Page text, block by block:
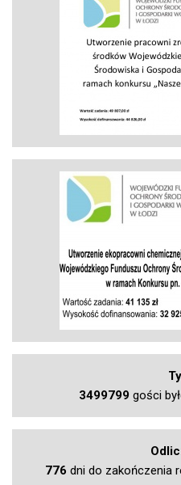
3499799 gości
776 dni do zakończenia